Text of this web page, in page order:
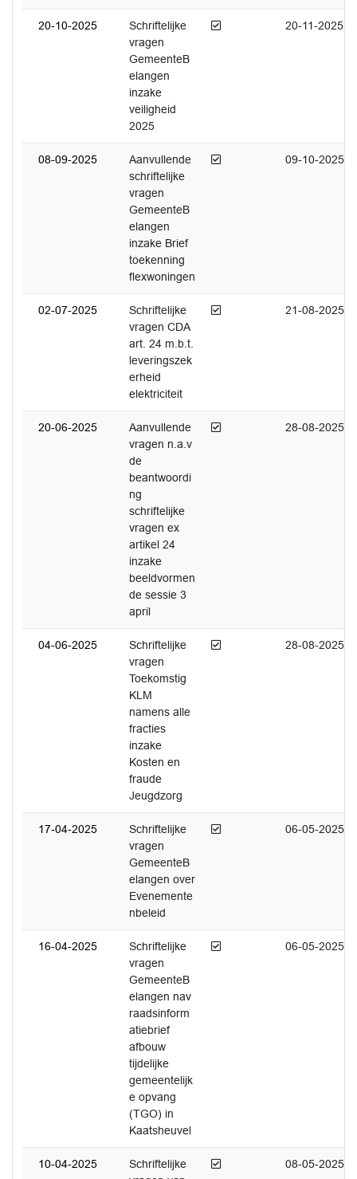
20-10-2025
Schriftelijke
vragen
GemeenteB
elangen
inzake
veiligheid
2025
Afgedaan 20-11-2025
08-09-2025
Aanvullende
schriftelijke
vragen
GemeenteB
elangen
inzake Brief
toekenning
flexwoningen
Afgedaan 09-10-2025
02-07-2025
Schriftelijke
vragen CDA
art. 24 m.b.t.
leveringszek
erheid
elektriciteit
Afgedaan 21-08-2025
20-06-2025
Aanvullende
vragen n.a.v
de
beantwoordi
ng
schriftelijke
vragen ex
artikel 24
inzake
beeldvormen
de sessie 3
april
Afgedaan 28-08-2025
04-06-2025
Schriftelijke
vragen
Toekomstig
KLM
namens alle
fracties
inzake
Kosten en
fraude
Jeugdzorg
Afgedaan 28-08-2025
17-04-2025
Schriftelijke
vragen
GemeenteB
elangen over
Evenemente
nbeleid
Afgedaan 06-05-2025
16-04-2025
Schriftelijke
vragen
GemeenteB
elangen nav
raadsinform
atiebrief
afbouw
tijdelijke
gemeentelijk
e opvang
(TGO) in
Kaatsheuvel
Afgedaan 06-05-2025
10-04-2025
Schriftelijke
Afgedaan 08-05-2025